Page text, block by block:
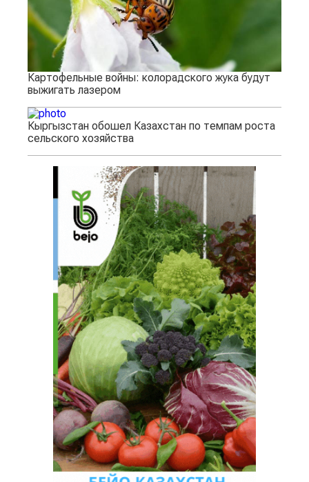
Картофельные войны: колорадского жука будут
выжигать лазером
Кыргызстан обошел Казахстан по темпам роста
сельского хозяйства